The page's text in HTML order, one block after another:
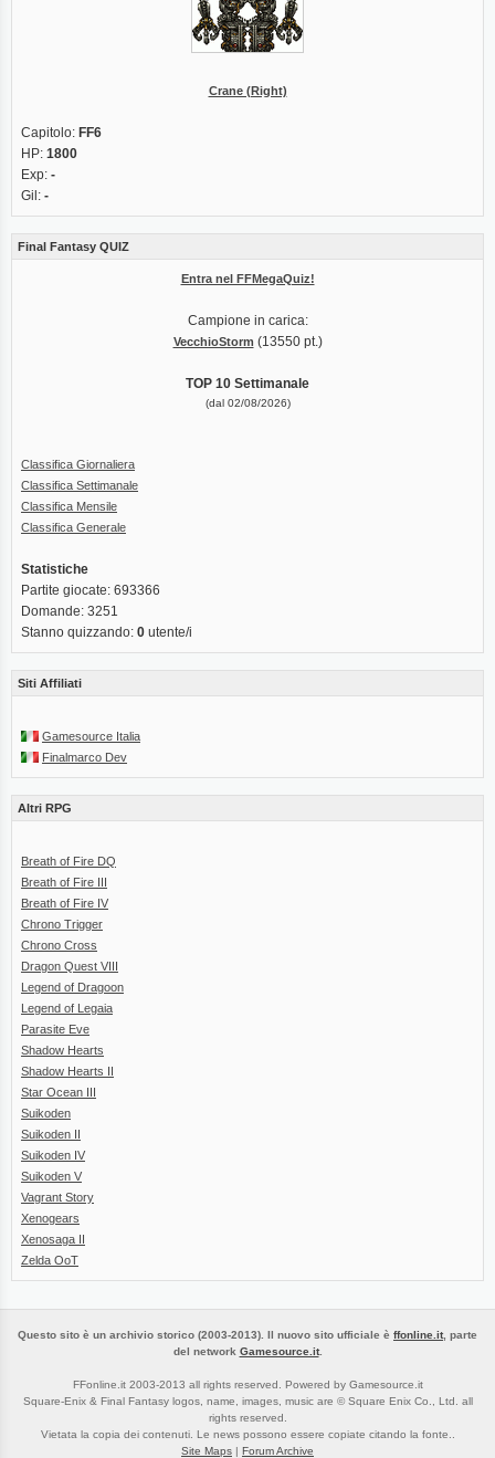
Crane (Right)
Capitolo: FF6
HP: 1800
Exp: -
Gil: -
Final Fantasy QUIZ
Entra nel FFMegaQuiz!
Campione in carica:
VecchioStorm (13550 pt.)
TOP 10 Settimanale
(dal 02/08/2026)
Classifica Giornaliera
Classifica Settimanale
Classifica Mensile
Classifica Generale
Statistiche
Partite giocate: 693366
Domande: 3251
Stanno quizzando: 0 utente/i
Siti Affiliati
Gamesource Italia
Finalmarco Dev
Altri RPG
Breath of Fire DQ
Breath of Fire III
Breath of Fire IV
Chrono Trigger
Chrono Cross
Dragon Quest VIII
Legend of Dragoon
Legend of Legaia
Parasite Eve
Shadow Hearts
Shadow Hearts II
Star Ocean III
Suikoden
Suikoden II
Suikoden IV
Suikoden V
Vagrant Story
Xenogears
Xenosaga II
Zelda OoT
Questo sito è un archivio storico (2003-2013). Il nuovo sito ufficiale è ffonline.it, parte
del network Gamesource.it.
FFonline.it 2003-2013 all rights reserved. Powered by Gamesource.it
Square-Enix & Final Fantasy logos, name, images, music are © Square Enix Co., Ltd. all
rights reserved.
Vietata la copia dei contenuti. Le news possono essere copiate citando la fonte..
Site Maps | Forum Archive